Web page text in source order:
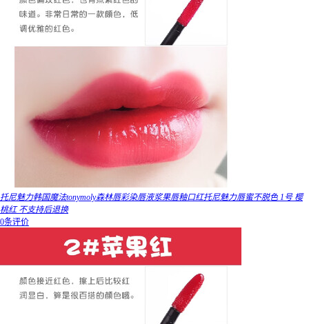
托尼魅力韩国魔法tonymoly森林唇彩染唇液浆果唇釉口红托尼魅力唇蜜不脱色 1号 樱
桃红 不支持后退换
0条评价